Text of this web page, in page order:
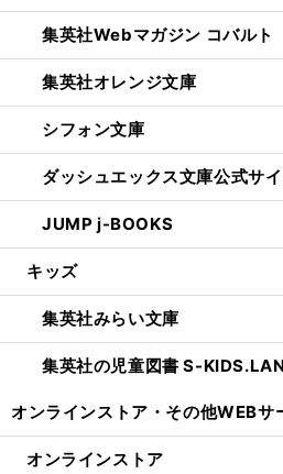
集英社Webマガジン コバルト
集英社オレンジ文庫
シフォン文庫
ダッシュエックス文庫公式サイ
JUMP j-BOOKS
キッズ
集英社みらい文庫
集英社の児童図書 S-
オンラインストア・ その他WEBサ
オンラインストア